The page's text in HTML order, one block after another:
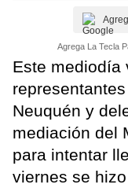
Agrega La Tecla
Este mediodía
Neuquén y
mediación del
para intentar
viernes se